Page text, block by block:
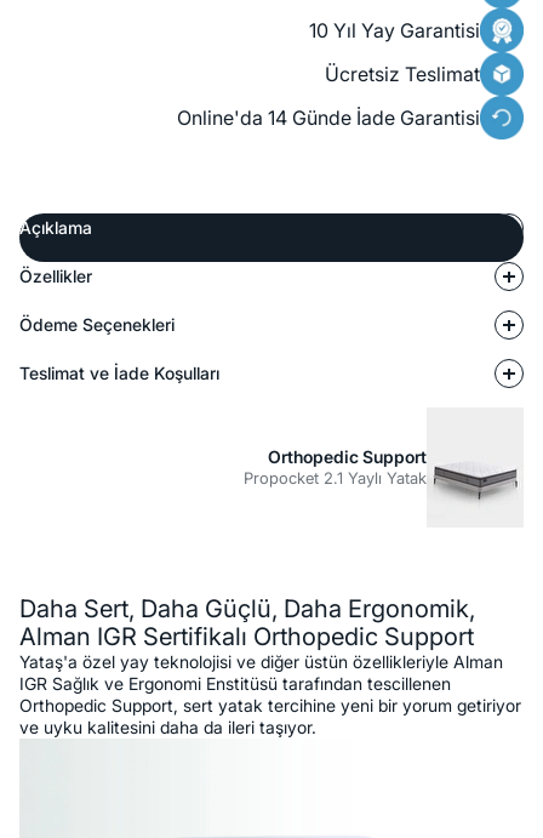
10 Yıl Yay Garantisi
Ücretsiz Teslimat
Online'da 14 Günde İade Garantisi
Açıklama
Özellikler
Ödeme Seçenekleri
Teslimat ve İade Koşulları
Orthopedic Support
Propocket 2.1 Yaylı Yatak
Daha Sert, Daha Güçlü, Daha Ergonomik,
Alman IGR Sertifikalı Orthopedic Support
Yataş'a özel yay teknolojisi ve diğer üstün özellikleriyle Alman
IGR Sağlık ve Ergonomi Enstitüsü tarafından tescillenen
Orthopedic Support, sert yatak tercihine yeni bir yorum getiriyor
ve uyku kalitesini daha da ileri taşıyor.